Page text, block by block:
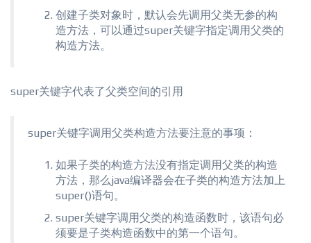
创建子类对象时，默认会先调用父类无参的构
造方法，可以通过super关键字指定调用父类的
构造方法。
super关键字代表了父类空间的引用
super关键字调用父类构造方法要注意的事项：
如果子类的构造方法没有指定调用父类的构造
方法，那么java编译器会在子类的构造方法加上
super()语句。
super关键字调用父类的构造函数时，该语句必
须要是子类构造函数中的第一个语句。